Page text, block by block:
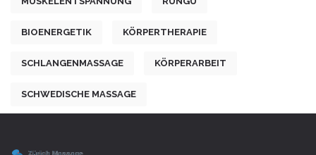
BIOENERGETIK KÖRPERTHERAPIE
SCHLANGENMASSAGE KÖRPERARBEIT
SCHWEDISCHE MASSAGE